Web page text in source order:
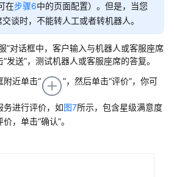
在步骤6中的页面配置）。但是，当您
谈时，不能转人工或者转机器人。
”对话框中，客户输入与机器人或客服座席
发送”，测试机器人或客服座席的答复。
附近单击“
”，然后单击“评价”，你可
务进行评价，如图7所示，包含星级满意度
，单击“确认”。